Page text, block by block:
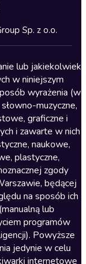
Sp. z o.o.
lub jakiekolwiek
w niniejszym
wyrażenia (w
muzyczne,
graficzne i
i zawarte w nich
naukowe,
plastyczne,
zgody
będącej
na sposób ich
lub
programów
Powyższe
jedynie w celu
internetowe